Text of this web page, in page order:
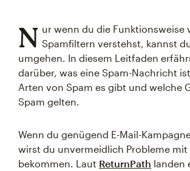
N ur wenn du die Funktionsweise
Spamfiltern verstehst, kannst
umgehen. In diesem Leitfaden
darüber, was eine Spam-Nachricht
Arten von Spam es gibt und welche
Spam gelten.
Wenn du genügend E-Mail-
wirst du unvermeidlich Probleme mit
bekommen. Laut ReturnPath landen